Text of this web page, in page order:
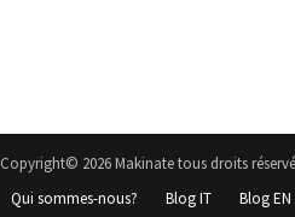
Copyright© 2026 Makinate tous droits
Qui sommes-nous? Blog IT Blog EN